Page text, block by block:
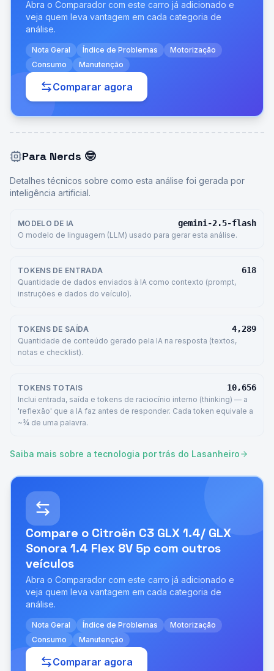
Abra o Comparador com este carro já adicionado e
veja quem leva vantagem em cada categoria de
análise.
Nota Geral Índice de Problemas
Motorização
Consumo
Manutenção
Comparar agora
Para Nerds 🤓
Detalhes técnicos sobre como esta análise foi gerada por
inteligência artificial.
MODELO DE IA gemini-2.5-flash
O modelo de linguagem (LLM) usado para gerar esta análise.
TOKENS DE ENTRADA 618
Quantidade de dados enviados à IA como contexto (prompt,
instruções e dados do veículo).
TOKENS DE SAÍDA 4,289
Quantidade de conteúdo gerado pela IA na resposta (textos,
notas e checklist).
TOKENS TOTAIS 10,656
Inclui entrada, saída e tokens de raciocínio interno (thinking) — a
'reflexão' que a IA faz antes de responder. Cada token equivale a
~¾ de uma palavra.
Saiba mais sobre a tecnologia por trás do Lasanheiro
Compare o Citroën C3 GLX 1.4/ GLX
Sonora 1.4 Flex 8V 5p com outros
veículos
Abra o Comparador com este carro já adicionado e
veja quem leva vantagem em cada categoria de
análise.
Nota Geral Índice de Problemas
Motorização
Consumo
Manutenção
Comparar agora